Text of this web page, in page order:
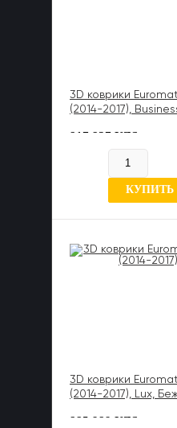
3D коврики
(2014-2017),
817 837 UZS
В наличии
0
КУПИТЬ
3D коврики
(2014-2017), Lux,
885 989 UZS